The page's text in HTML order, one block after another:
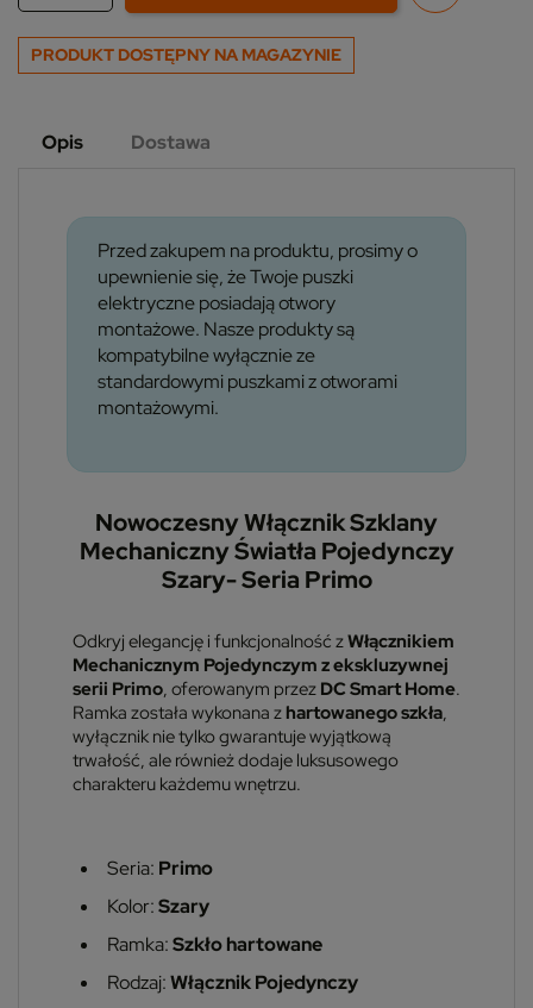
PRODUKT DOSTĘPNY NA MAGAZYNIE
Opis Dostawa
Przed zakupem na produktu, prosimy o
upewnienie się, że Twoje puszki
elektryczne posiadają otwory
montażowe. Nasze produkty są
kompatybilne wyłącznie ze
standardowymi puszkami z otworami
montażowymi.
Nowoczesny Włącznik Szklany
Mechaniczny Światła Pojedynczy
Szary- Seria Primo
Odkryj elegancję i funkcjonalność zWłącznikiem
Mechanicznym Pojedynczym z ekskluzywnej
serii Primo, oferowanym przez DC Smart Home.
Ramka została wykonana z hartowanego szkła,
wyłącznik nie tylko gwarantuje wyjątkową
trwałość, ale również dodaje luksusowego
charakteru każdemu wnętrzu.
Seria: Primo
Kolor:Szary
Ramka:Szkło hartowane
Rodzaj:Włącznik Pojedynczy